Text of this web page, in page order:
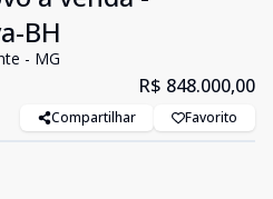
BH
- MG
R$ 848.000,00
Compartilhar Favorito